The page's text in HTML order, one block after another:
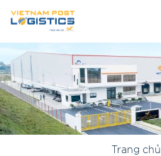
Trang chủ